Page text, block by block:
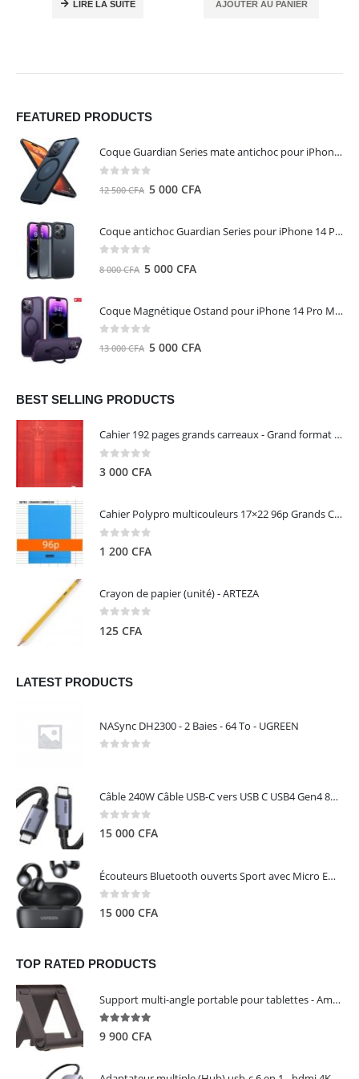
LIRE LA SUITE AJOUTER AU PANIER
FEATURED PRODUCTS
Coque Guardian Series mate antichoc pour iPhone 15 Pro Max avec Magsafe Noir - Torras
12 500CFA Le
500 CFA.
5 000 CFA
Coque antichoc Guardian Series pour iPhone 14 Pro Max - TORRAS
8 000CFA Le
était :
000 CFA.
5 000 CFA
000 CFA.
Coque Magnétique Ostand pour iPhone 14 Pro Max - Violet Foncé - TORRAS
13 000CFA Le
était :
000 CFA.
5 000 CFA
000 CFA.
BEST SELLING PRODUCTS
Cahier 192 pages grands carreaux - Grand format - Brochure dos toilé - 24x32 cm - Papier blanc 90 g - Couverture carte pelliculée couleur aléatoire - Clairefontaine
3 000 CFA
Cahier Polypro multicouleurs 17×22 96p Grands Carreaux Séyès 90g - CALLIGRAPHE
1 200 CFA
Crayon de papier (unité) - ARTEZA
125 CFA
LATEST PRODUCTS
NASync DH2300 - 2 Baies - 64 To - UGREEN
Câble 240W Câble USB-C vers USB C USB4 Gen4 80Gbps pour Thunderbolt 5/4/3, Premium 18K double écran triple 4K PD3.1 - UGREEN
0 out of 5
15 000 CFA
Écouteurs Bluetooth ouverts Sport avec Micro ENC IPX5 – HiTune S3 UGREEN 45785
0 out of 5
15 000 CFA
TOP RATED PRODUCTS
Support multi-angle portable pour tablettes - Amazon Basics
5.00out of 5
9 900 CFA